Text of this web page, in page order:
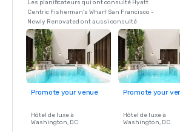
Les planificateurs qui ont consulté Hyatt
Centric Fisherman's Wharf San Francisco -
Newly Renovated ont aussi consulté
Promote your venue
Hôtel de luxe à
Washington, DC
Promote your
Hôtel de luxe à
Washington, DC